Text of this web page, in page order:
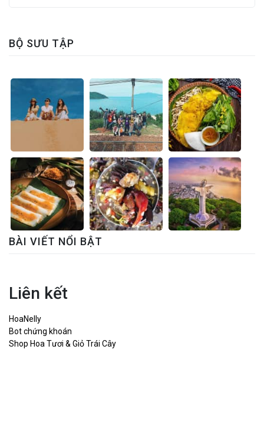
BỘ SƯU TẬP
BÀI VIẾT NỔI BẬT
Liên kết
HoaNelly
Bot chứng khoán
Shop Hoa Tươi & Giỏ Trái Cây